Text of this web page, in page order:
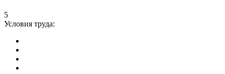
5
Условия труда: